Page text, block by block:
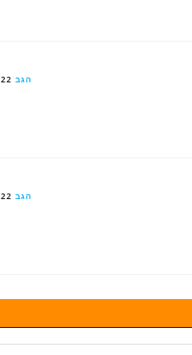
הגב 22 אוג 2023
הגב 22 אוג 2023